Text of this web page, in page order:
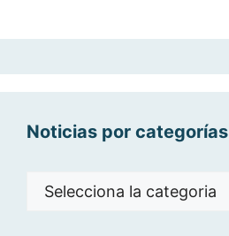
Noticias por categorías
Noticias